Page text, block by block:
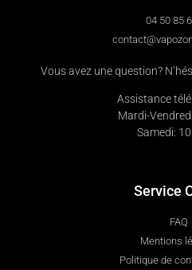
04 50 85
Vous avez une question?
Assistance
Mardi-
Samedi:
Service
FAQ
Mentions
Politique de